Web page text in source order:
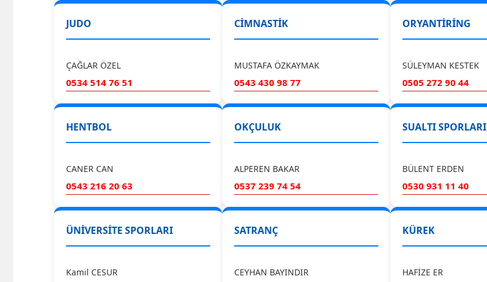
JUDO
ÇAĞLAR ÖZEL
0534 514 76 51
CİMNASTİK
MUSTAFA ÖZKAYMAK
0543 430 98 77
ORYANTİRİNG
SÜLEYMAN KESTEK
0505 272 90 44
HENTBOL
CANER CAN
0543 216 20 63
OKÇULUK
ALPEREN BAKAR
0537 239 74 54
SUALTI SPORLARI
BÜLENT ERDEN
0530 931 11 40
ÜNİVERSİTE SPORLARI
Kamil CESUR
SATRANÇ
CEYHAN BAYINDIR
KÜREK
HAFİZE ER